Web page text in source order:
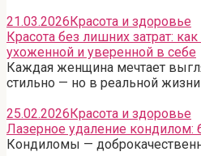
21.03.2026Красота и здоровье
Красота без лишних затрат: как
ухоженной и уверенной в себе
Каждая женщина мечтает
стильно — но в реальной жизни
25.02.2026Красота и здоровье
Лазерное удаление кондилом:
Кондиломы —